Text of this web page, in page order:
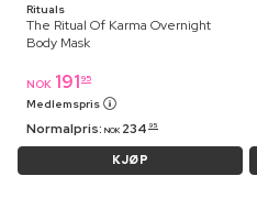
Rituals
The Ritual Of Karma Overnight
Body Mask
NOK 191 95
Medlemspris
Normalpris: NOK 234 95
KJØP